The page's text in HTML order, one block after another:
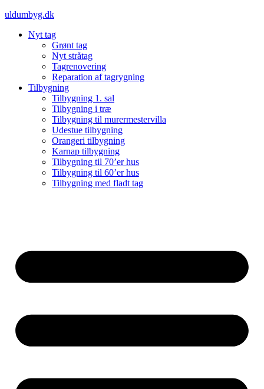
Videre
indhold
uldumbyg.dk
Nyt tag
Grønt tag
Nyt stråtag
Tagrenovering
Reparation af tagrygning
Tilbygning
Tilbygning 1. sal
Tilbygning i træ
Tilbygning til murermestervilla
Udestue tilbygning
Orangeri tilbygning
Karnap tilbygning
Tilbygning til 70’er hus
Tilbygning til 60’er hus
Tilbygning med fladt tag